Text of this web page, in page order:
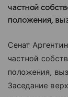
частной
положения,
Сенат
частной
положения,
Заседание